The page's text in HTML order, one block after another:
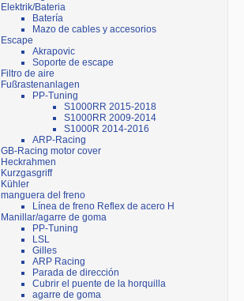
Elektrik/Bateria
Batería
Mazo de cables y accesorios
Escape
Akrapovic
Soporte de escape
Filtro de aire
Fußrastenanlagen
PP-Tuning
S1000RR 2015-2018
S1000RR 2009-2014
S1000R 2014-2016
ARP-Racing
GB-Racing motor cover
Heckrahmen
Kurzgasgriff
Kühler
manguera del freno
Línea de freno Reflex de acero H
Manillar/agarre de goma
PP-Tuning
LSL
Gilles
ARP Racing
Parada de dirección
Cubrir el puente de la horquilla
agarre de goma